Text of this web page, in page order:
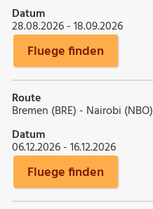
Datum
28.08.2026 - 18.09.2026
Fluege finden
Route
Bremen (BRE) - Nairobi (NBO)
Datum
06.12.2026 - 16.12.2026
Fluege finden